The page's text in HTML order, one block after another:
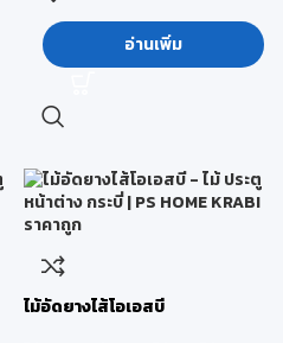
- ไม้บิดงอตามสภาพภูมิอากาศ
ข้อจำกัด
: เสี้ยนมักจะฉีกติดกันเป็นข
ลุยออกมา ทำให้ขัดหรือทาน้ำมันไม่
ดีนัก หากใช้ในการก่อสร้างจะรับน้ำ
หนักต่อ 1 ลูกบาศก์ฟุตประมาณ 40-
50 ปอนด์ ก็จะสามารถอยู่ได้
เฉพาะที่มีราคาถูก ๆ สร้างบ้านใช้ทำฝา
ทำฝ้าหรือส่วนที่ไม่ต้องรับน้ำหนัก
นิยมใช้กันเพราะราคาถูกและหาง่าย
อ่านเพิ่ม
ไม้อัดยางไส้โอเอสบี